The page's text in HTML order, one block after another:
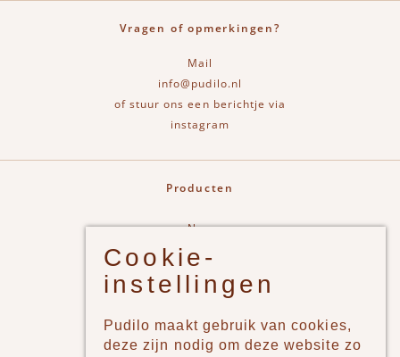
Vragen of opmerkingen?
Mail
info@pudilo.nl
of stuur ons een berichtje via
instagram
Producten
New
Jongens
Meisjes
Merken
Cookie-
instellingen
Pudilo maakt gebruik van cookies,
deze zijn nodig om deze website zo